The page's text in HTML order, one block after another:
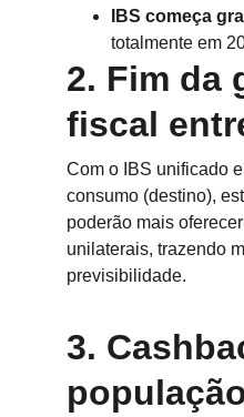
IBS começa
totalmente em
2. Fim da
fiscal
Com o IBS unificado
consumo (destino),
poderão mais
unilaterais, trazendo
previsibilidade.
3.